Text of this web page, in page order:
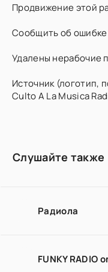
Продвижение этой
Сообщить об
Удалены нерабочие
Источник (логотип,
Culto A La Musica
Слушайте также
Радиола
FUNKY RADIO